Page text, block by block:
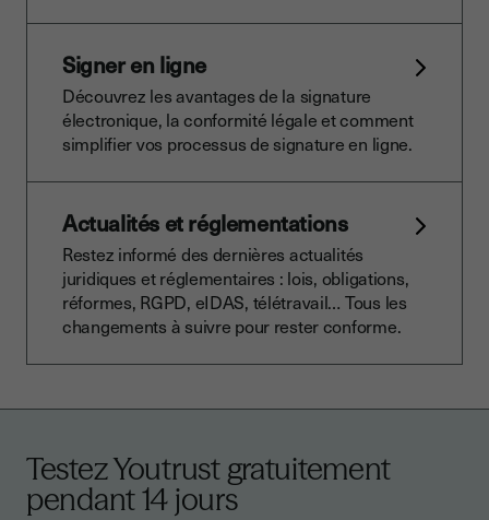
Signer en ligne
Découvrez les avantages de la signature
électronique, la conformité légale et comment
simplifier vos processus de signature en ligne.
Actualités et réglementations
Restez informé des dernières actualités
juridiques et réglementaires : lois, obligations,
réformes, RGPD, eIDAS, télétravail… Tous les
changements à suivre pour rester conforme.
Testez Youtrust gratuitement
pendant 14 jours